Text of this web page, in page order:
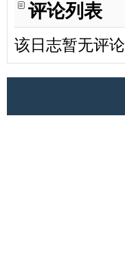
评论列表
该日志暂无评论